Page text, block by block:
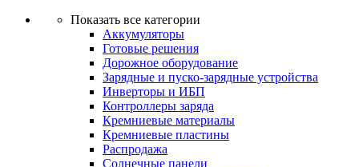
Показать все категории
Аккумуляторы
Готовые решения
Дорожное оборудование
Зарядные и пуско-зарядные устройства
Инверторы и ИБП
Контроллеры заряда
Кремниевые материалы
Кремниевые пластины
Распродажа
Солнечные панели